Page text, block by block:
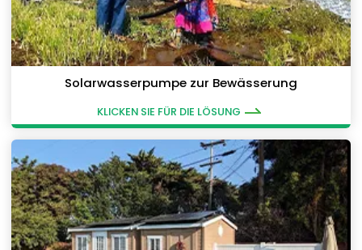
Solarwasserpumpe zur Bewässerung
KLICKEN SIE FÜR DIE LÖSUNG